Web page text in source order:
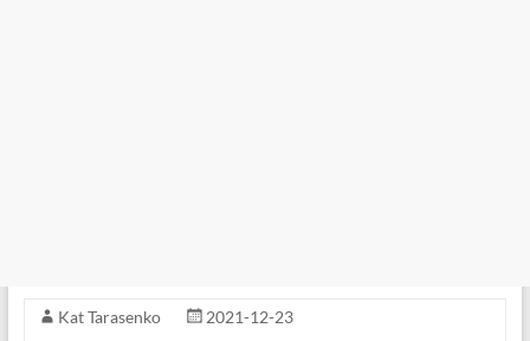
Kat Tarasenko
2021-12-23